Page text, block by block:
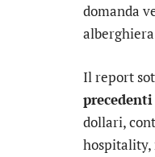
domanda
Il report
dollari,
hospitality,